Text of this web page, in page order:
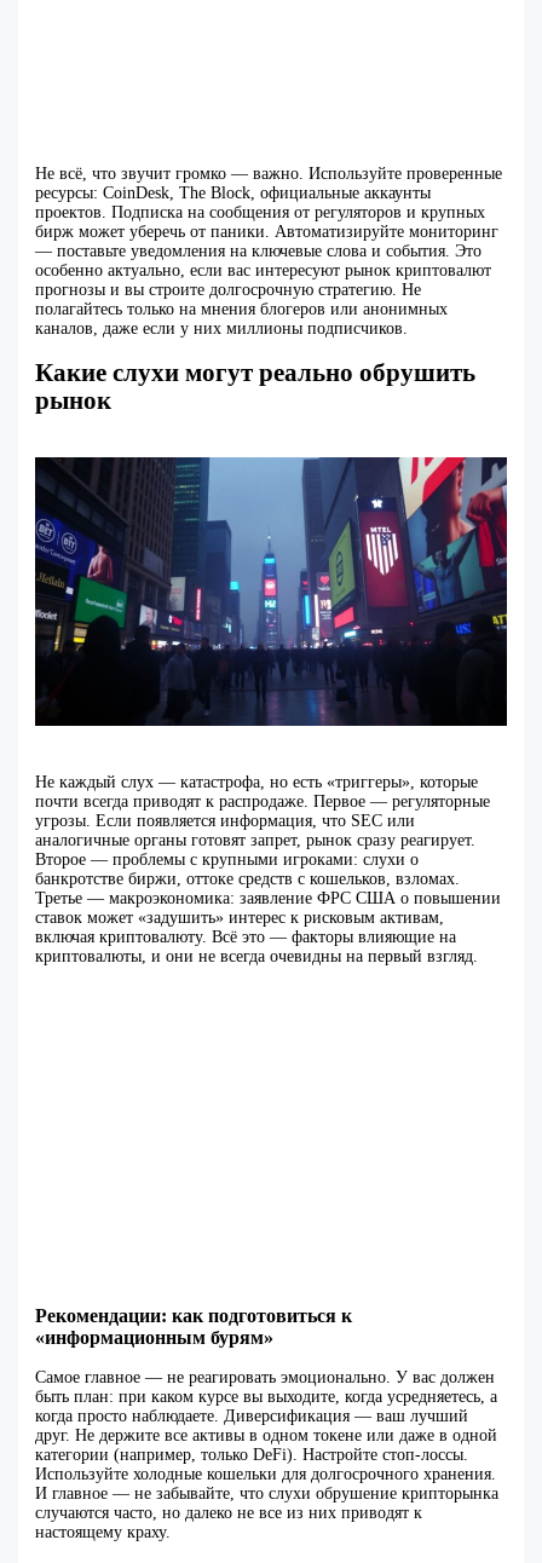
Не всё, что звучит громко — важно. Используйте проверенные
ресурсы: CoinDesk, The Block, официальные аккаунты
проектов. Подписка на сообщения от регуляторов и крупных
бирж может уберечь от паники. Автоматизируйте мониторинг
— поставьте уведомления на ключевые слова и события. Это
особенно актуально, если вас интересуют рынок криптовалют
прогнозы и вы строите долгосрочную стратегию. Не
полагайтесь только на мнения блогеров или анонимных
каналов, даже если у них миллионы подписчиков.
Какие слухи могут реально обрушить
рынок
Не каждый слух — катастрофа, но есть «триггеры», которые
почти всегда приводят к распродаже. Первое — регуляторные
угрозы. Если появляется информация, что SEC или
аналогичные органы готовят запрет, рынок сразу реагирует.
Второе — проблемы с крупными игроками: слухи о
банкротстве биржи, оттоке средств с кошельков, взломах.
Третье — макроэкономика: заявление ФРС США о повышении
ставок может «задушить» интерес к рисковым активам,
включая криптовалюту. Всё это — факторы влияющие на
криптовалюты, и они не всегда очевидны на первый взгляд.
Рекомендации: как подготовиться к
«информационным бурям»
Самое главное — не реагировать эмоционально. У вас должен
быть план: при каком курсе вы выходите, когда усредняетесь, а
когда просто наблюдаете. Диверсификация — ваш лучший
друг. Не держите все активы в одном токене или даже в одной
категории (например, только DeFi). Настройте стоп-лоссы.
Используйте холодные кошельки для долгосрочного хранения.
И главное — не забывайте, что слухи обрушение крипторынка
случаются часто, но далеко не все из них приводят к
настоящему краху.